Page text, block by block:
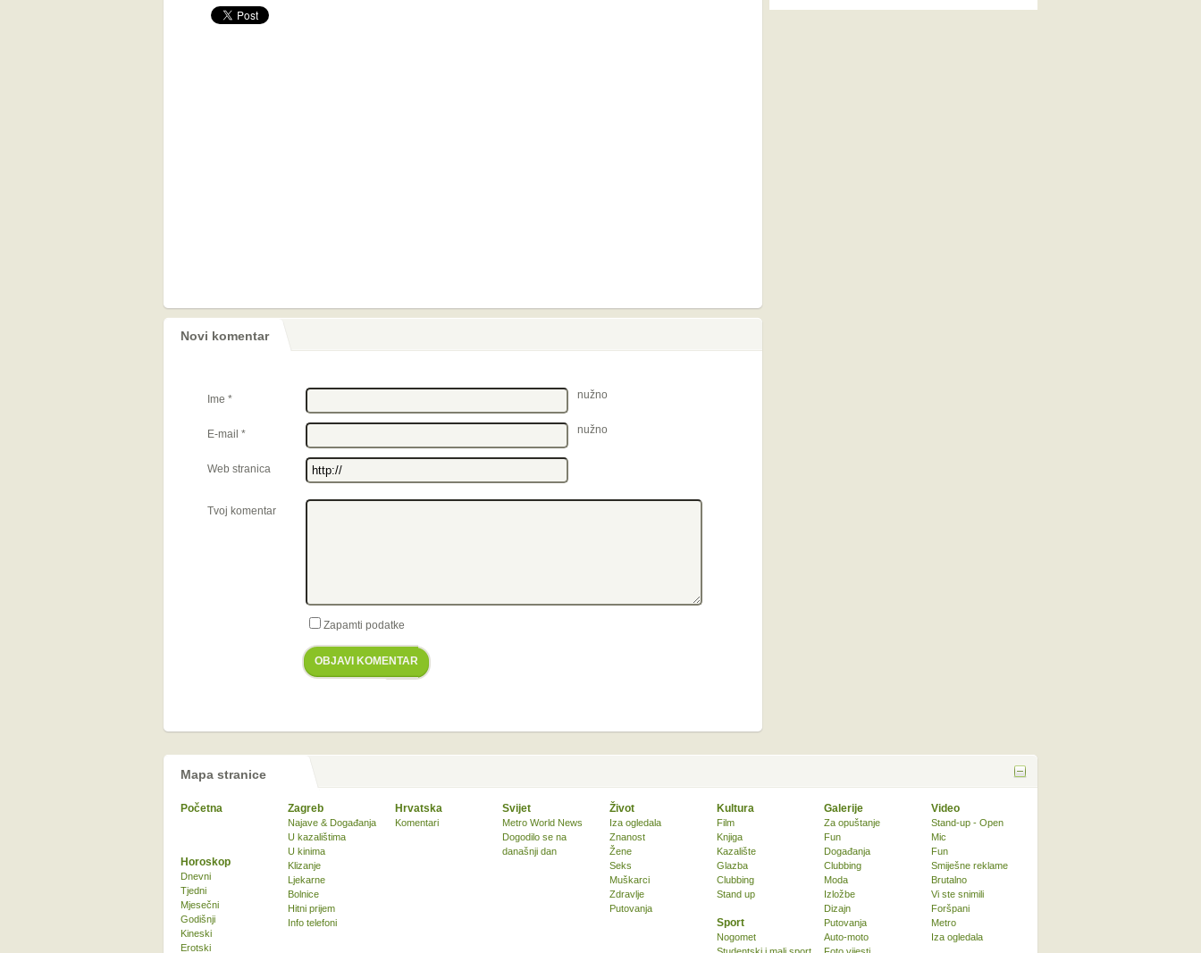
Novi komentar
Ime * nužno
E-mail * nužno
Web stranica
Tvoj komentar
Zapamti podatke
OBJAVI KOMENTAR
Mapa stranice
Početna Zagreb
Najave & Događanja
U kazalištima
U kinima
Klizanje
Ljekarne
Bolnice
Hitni prijem
Info telefoni
Hrvatska
Komentari
Svijet
Metro World News
Dogodilo se na
današnji dan
Život
Iza ogledala
Znanost
Žene
Seks
Muškarci
Zdravlje
Putovanja
Kultura
Film
Knjiga
Kazalište
Glazba
Clubbing
Stand up
Sport
Nogomet
Horoskop
Dnevni
Tjedni
Mjesečni
Godišnji
Kineski
Erotski
Galerije
Za opuštanje
Fun
Događanja
Clubbing
Moda
Izložbe
Dizajn
Putovanja
Auto-moto
Video
Stand-up - Open
Mic
Fun
Smiješne reklame
Brutalno
Vi ste snimili
Foršpani
Metro
Iza ogledala